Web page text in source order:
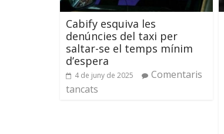
Cabify esquiva les
denúncies del taxi per
saltar-se el temps mínim
d’espera
4 de juny de 2025
Comentaris
tancats